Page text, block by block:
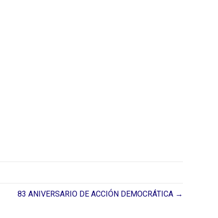
83 ANIVERSARIO DE ACCIÓN DEMOCRÁTICA →